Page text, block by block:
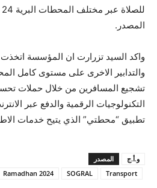
المصدر.
واكد السيد تزرارت ان المؤسسة
والتدابير الاخرى على مستوى كامل
تشجيع المسافرين من خلال حملات
التكنولوجيات الرقمية والدفع عبر
تطبيق “محطتي” الذي يتيح خدمات
المصدر
و.أ.ج
Ramadhan 2024 SOGRAL Transport